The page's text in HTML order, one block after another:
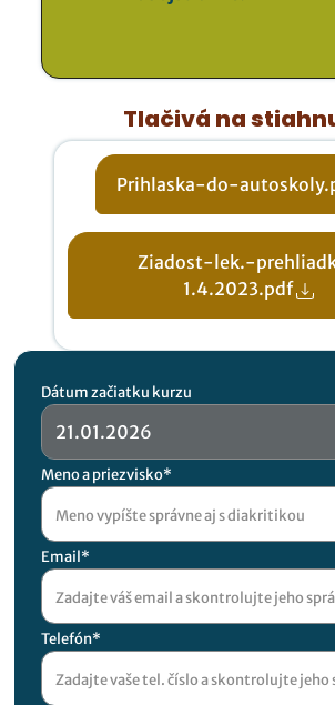
Dátum začiatku kurzu
Meno a priezvisko*
Email*
Telefón*
Tlačivá na
Prihlaska-do-
Ziadost-lek.-
1.4.2023.pdf